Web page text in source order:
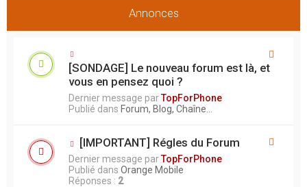
Annonces
[SONDAGE] Le nouveau forum est là, et
vous en pensez quoi ?
Dernier message parTopForPhone
Publié dans Forum, Blog, Chaîne...
[IMPORTANT] Régles du Forum
Dernier message parTopForPhone
Publié dans Orange Mobile
Réponses : 2